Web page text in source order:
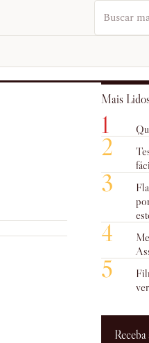
Buscar
Mais Lidos
1
2
3
4
5